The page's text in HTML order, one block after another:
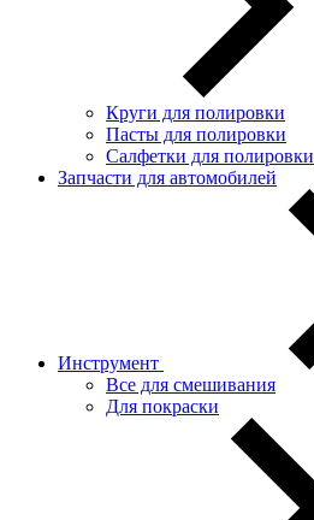
Круги для полировки
Пасты для полировки
Салфетки для полировки
Запчасти для автомобилей
Инструмент
Все для смешивания
Для покраски